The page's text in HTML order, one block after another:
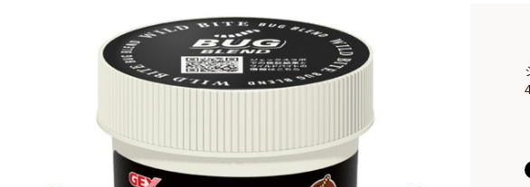
小動物・鳥
アクア・爬虫類・昆虫
ドッグフード
キャットフード